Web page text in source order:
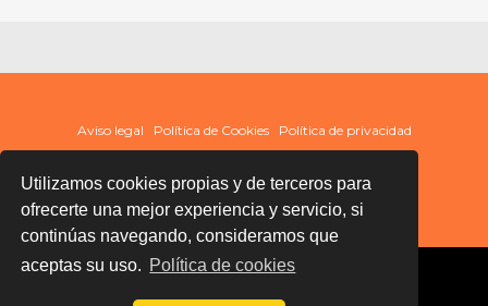
Utilizamos cookies propias y de terceros para
ofrecerte una mejor experiencia y servicio, si
continúas navegando, consideramos que
aceptas su uso. Política de cookies
Aviso legal Política de Cookies Política de privacidad